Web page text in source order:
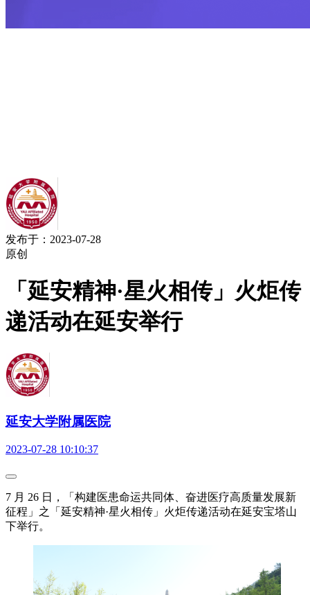
发布于：2023-07-28
原创
「延安精神·星火相传」火炬传
递活动在延安举行
延安大学附属医院
2023-07-28 10:10:37
7 月 26 日，「构建医患命运共同体、奋进医疗高质量发展新
征程」之「延安精神·星火相传」火炬传递活动在延安宝塔山
下举行。